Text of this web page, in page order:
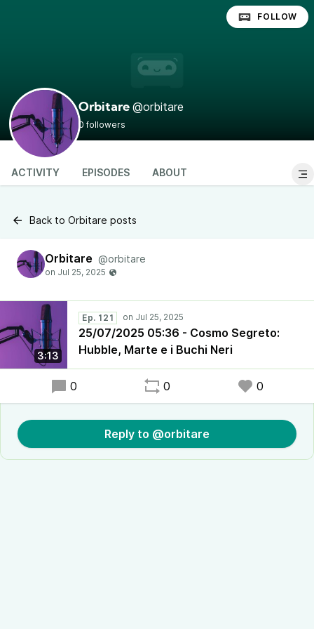
Orbitare @orbitare
0 followers
FOLLOW
ACTIVITY EPISODES ABOUT
Back to Orbitare posts
Orbitare @orbitare
3:13
Ep. 121
25/07/2025 05:36 - Cosmo Segreto:
Hubble, Marte e i Buchi Neri
0 0 0
Reply to @orbitare